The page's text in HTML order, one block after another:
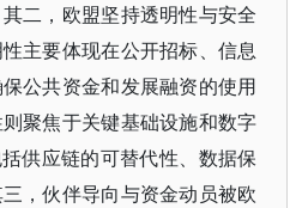
二，欧盟坚持透明性与安全
主要体现在公开招标、信息
公共资金和发展融资的使用
聚焦于关键基础设施和数字
供应链的可替代性、数据保
，伙伴导向与资金动员被欧